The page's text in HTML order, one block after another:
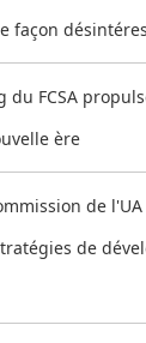
façon
du FCSA
ère
de
de